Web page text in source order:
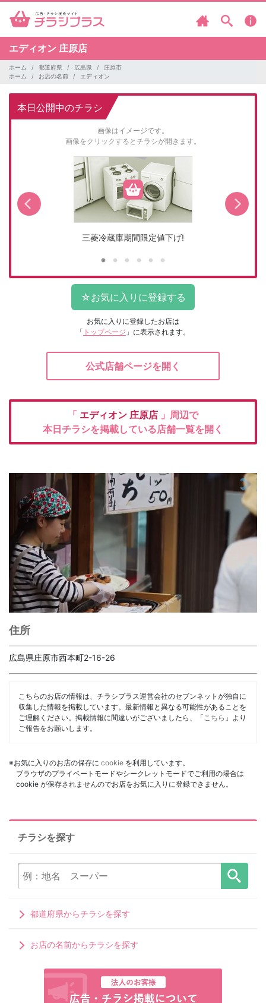
エディオン 庄原店
ホーム 都道府県 広島県
庄原市
ホーム
お店の名前 エディオン
本日公開中のチラシ
画像はイメージです。
画像をクリックするとチラシが開きます。
三菱冷蔵庫期間限定値下げ!
お気に入りに登録したお店は
「 トップページ 」に表示されます。
公式店舗ページを開く
「 エディオン 庄原店 」周辺で
本日チラシを掲載している店舗一覧を開く
住所
広島県庄原市西本町2-16-26
こちらのお店の情報は、チラシプラス運営会社のセブンネットが独自に
収集した情報を掲載しています。最新情報と異なる可能性があることを
ご理解ください。掲載情報に間違いがございましたら、「 こちら 」より
ご報告をお願いします。
※お気に入りのお店の保存に cookie を利用しています。
ブラウザのプライベートモードやシークレットモードでご利用の場合は
cookie が保存されませんのでお店をお気に入りに登録できません。
チラシを探す
都道府県からチラシを探す
お店の名前からチラシを探す